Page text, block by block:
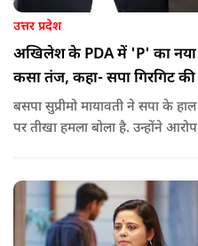
उत्तर प्रदेश
अखिलेश के PDA में 'P' का नया
कसा तंज, कहा- सपा गिरगिट
बसपा सुप्रीमो मायावती ने सपा के
पर तीखा हमला बोला है. उन्होंने